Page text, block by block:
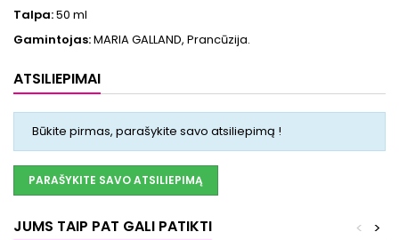
Talpa:50 ml
Gamintojas:MARIA GALLAND, Prancūzija.
ATSILIEPIMAI
Būkite pirmas, parašykite savo atsiliepimą !
PARAŠYKITE SAVO ATSILIEPIMĄ
JUMS TAIP PAT GALI PATIKTI >
<